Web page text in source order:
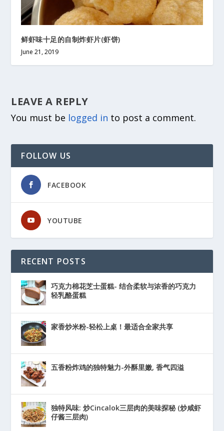
鲜虾味十足的自制炸虾片(虾饼)
June 21, 2019
LEAVE A REPLY
You must be logged in to post a comment.
FOLLOW US
FACEBOOK
YOUTUBE
RECENT POSTS
巧克力棉花芝士蛋糕- 结合柔软与浓香的巧克力
轻乳酪蛋糕
家香炒米粉-轻松上桌！最适合全家共享
五香粉炸鸡的独特魅力-外酥里嫩, 香气四溢
独特风味: 炒Cincalok三层肉的美味探秘 (炒咸虾
仔酱三层肉)